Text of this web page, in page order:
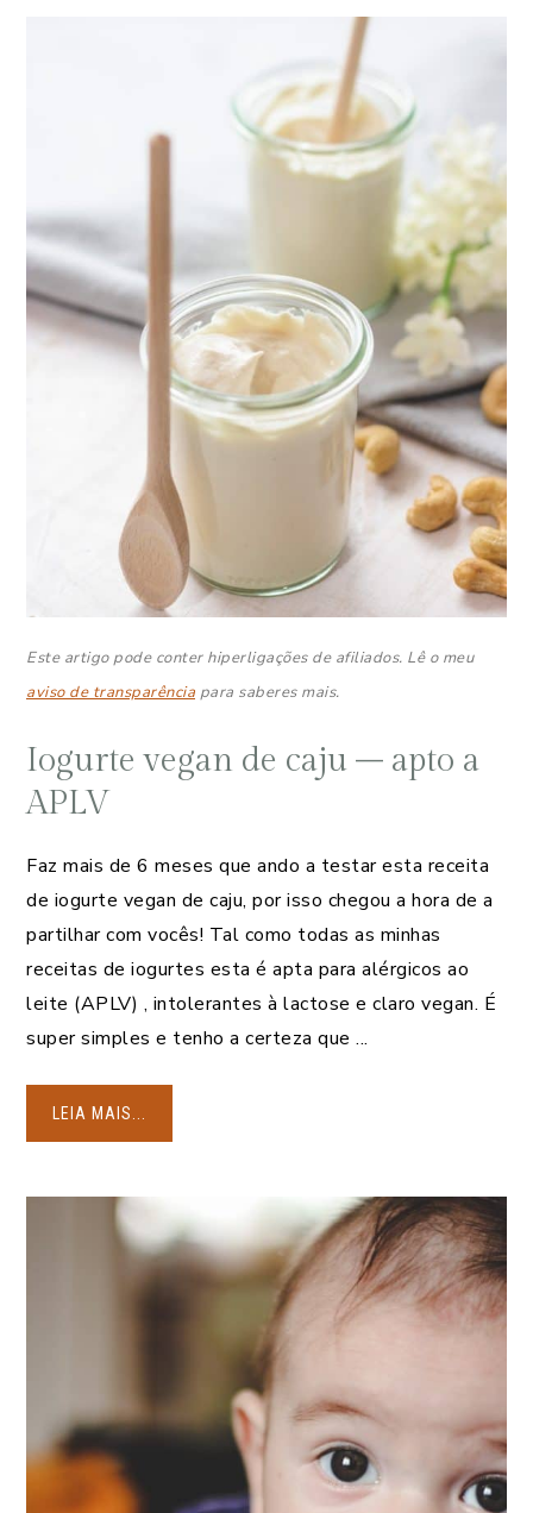
Este artigo pode conter hiperligações de afiliados. Lê o meu
aviso de transparência para saberes mais.
Iogurte vegan de caju – apto a
APLV
Faz mais de 6 meses que ando a testar esta receita
de iogurte vegan de caju, por isso chegou a hora de a
partilhar com vocês! Tal como todas as minhas
receitas de iogurtes esta é apta para alérgicos ao
leite (APLV) , intolerantes à lactose e claro vegan. É
super simples e tenho a certeza que ...
LEIA MAIS...